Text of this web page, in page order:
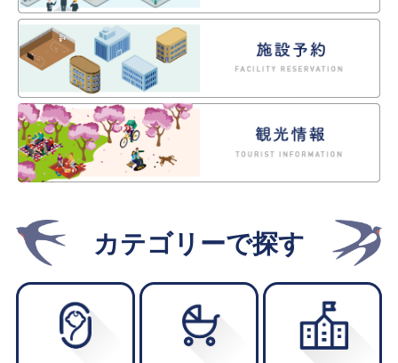
電子入札案件（R8.8.31開札分1件）を公告しまし
た。
New!
2026年8月5日 事業者
電子入札案件（R8.8.26開札分2件）を公告しまし
た。
2026年8月5日 くらし
大人も子どもも大歓迎！下館地区文化祭に展示す
る作品を募集します
カテゴリーで探す